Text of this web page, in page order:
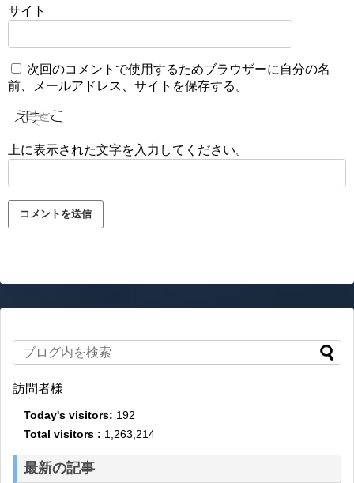
サイト
次回のコメントで使用するためブラウザーに自分の名
前、メールアドレス、サイトを保存する。
上に表示された文字を入力してください。
訪問者様
Today's visitors: 192
Total visitors : 1,263,214
最新の記事